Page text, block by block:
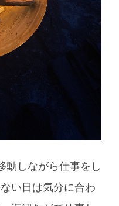
動しながら仕事をし
い日は気分に合わ